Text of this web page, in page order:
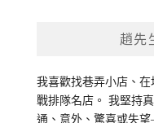
趙先
我喜歡找巷弄小店、
戰排隊名店。 我堅持
通、意外、驚喜或失